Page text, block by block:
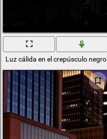
Luz cálida en el crepúsculo negro